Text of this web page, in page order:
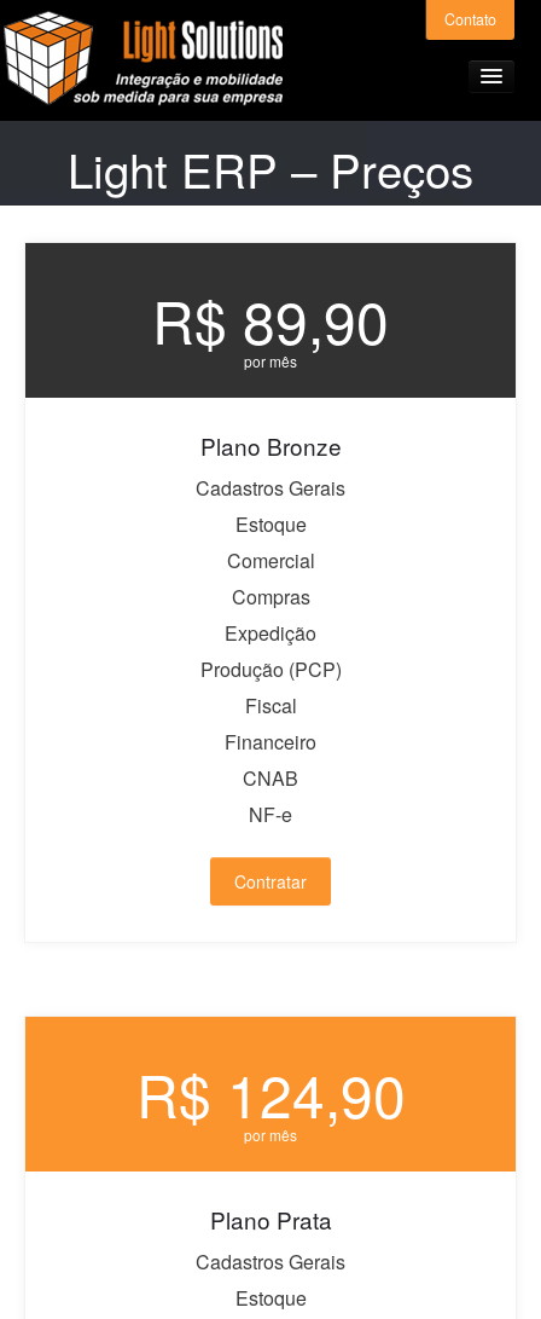
Contato
Home
Light ERP – Preços
Light ERP – Preços
R$ 89,90
por mês
Plano Bronze
Cadastros Gerais
Estoque
Comercial
Compras
Expedição
Produção (PCP)
Fiscal
Financeiro
CNAB
NF-e
Contratar
R$ 124,90
por mês
Plano Prata
Cadastros Gerais
Estoque